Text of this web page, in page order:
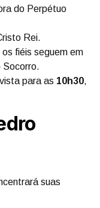
do Perpétuo
Rei.
fiéis seguem em
Socorro.
para as 10h30,
suas